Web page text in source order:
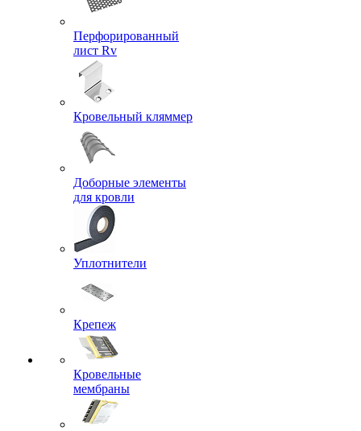
Перфорированный
лист Rv
Кровельный кляммер
Доборные элементы
для кровли
Уплотнители
Крепеж
Кровельные
мембраны